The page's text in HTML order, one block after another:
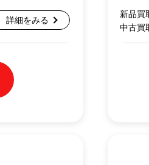
詳細をみる
新品買
中古買